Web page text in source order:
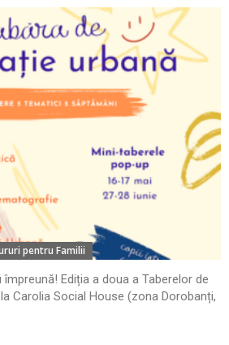
pentru Familii
Ediția a doua a Taberelor de
Carolia Social House (zona Dorobanți,